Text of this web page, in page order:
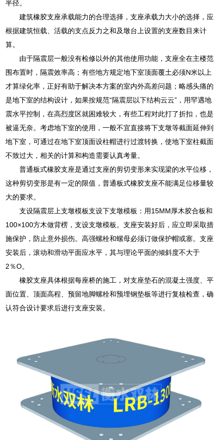
半径。
建筑橡胶支座承载能力的合理选择，支座承载力大小的选择，应
根据建筑恒载、活载的支点反力之和及墩台上设置的支座数目来计
算。
由于隔震层一般没有检修以外的其他使用功能，支座全在主楼范
围布置时，隔震效率高；有些地方规定地下室顶面覆土必须N米以上
才算绿化率，正好有助于解决本方案的室内外高差问题；略感头痛的
是地下室的结构设计，如果按规范“隔震层以下结构云云”，用罕遇地
震水平控制，在高烈度区就困难较大，有些工程对此打了折扣，也是
被逼无奈。考虑地下室的使用，一般不宜直接将下支墩等截面延伸到
地下室，可通过在地下室顶面设柱帽进行过渡转换，使地下室柱截面
不致过大，相关的计算和构造需要认真考量。
普通板式橡胶支座是通过支座的剪切变形来实现梁的水平位移，
这种剪切变形是有一定的限值，普通板式橡胶支座不能满足位移量较
大的要求。
支设隔震层上支墩模板支设下支墩模板：用15MM厚木胶合板和
100×100方木做背楞，支设支墩模板。支座安装好后，应立即采取措
施保护，防止意外损伤。高强螺栓和螺母必须订做保护帽或塞。支座
安装后，滚动和滑动平面应水平，其与理论平面的倾斜度不大于
2％O。
橡胶支座具体根据每座桥的施工，对支座垫石的混凝土强度、平
面位置、顶面高程、预留地脚螺栓和预埋钢垫板等进行复核检查，确
认符合设计要求后进行支座安装。